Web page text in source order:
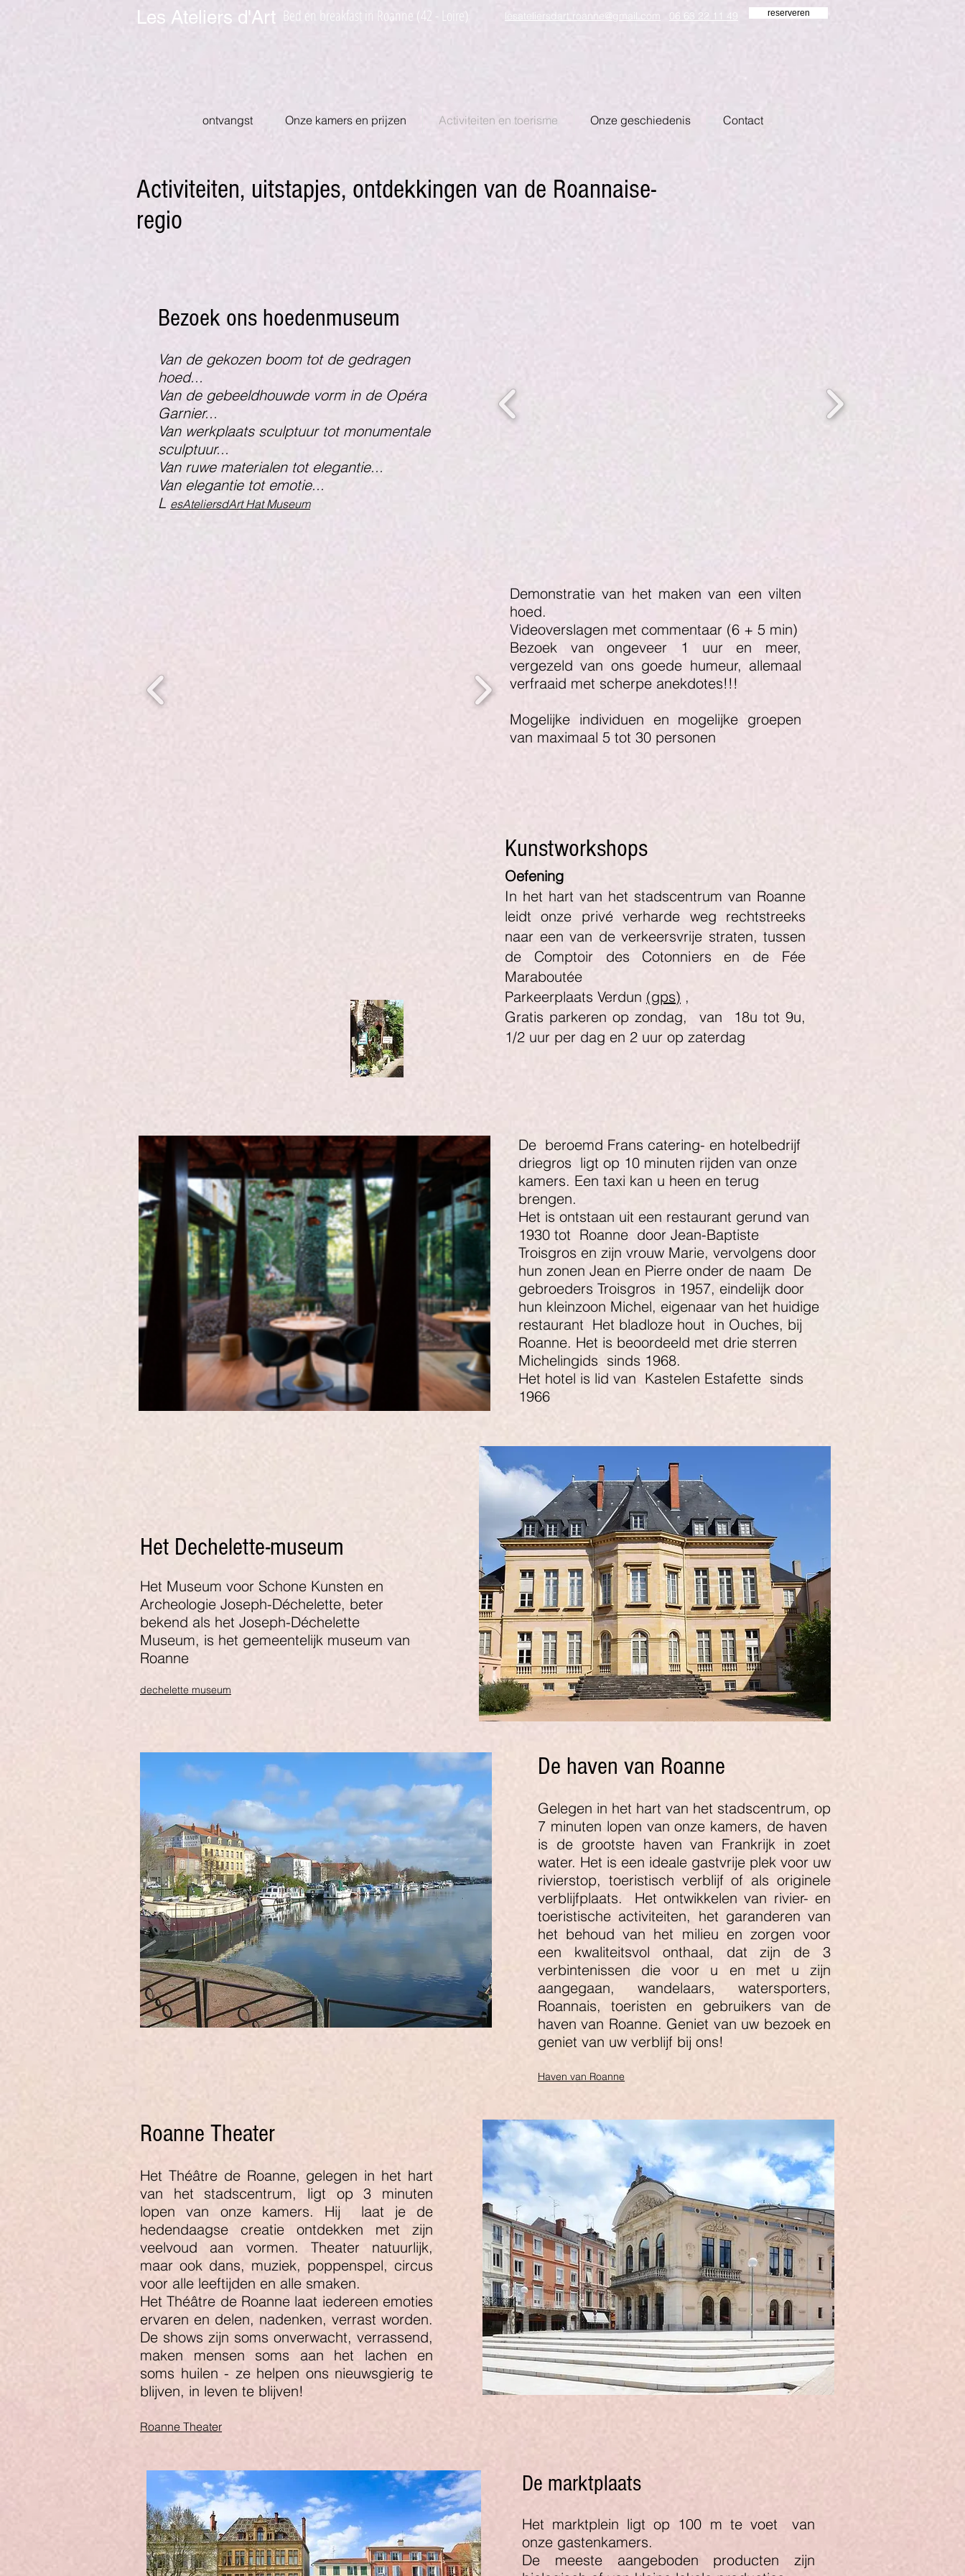
lesateliersdart.roanne@gmail.com 06 63 22 11 49 reserveren
Les Ateliers d'Art Bed en breakfast in Roanne (42 - Loire)
ontvangst Onze kamers en prijzen Activiteiten en toerisme Onze geschiedenis Contact
Activiteiten, uitstapjes, ontdekkingen van de Roannaise-
regio
Bezoek ons hoedenmuseum
Van de gekozen boom tot de gedragen
hoed...
Van de gebeeldhouwde vorm in de Opéra
Garnier...
Van werkplaats sculptuur tot monumentale
sculptuur...
Van ruwe materialen tot elegantie...
Van elegantie tot emotie...
L esAteliersdArt Hat Museum
Demonstratie van het maken van een vilten
hoed.
Videoverslagen met commentaar (6 + 5 min)
Bezoek van ongeveer 1 uur en meer,
vergezeld van ons goede humeur, allemaal
verfraaid met scherpe anekdotes!!!
Mogelijke individuen en mogelijke groepen
van maximaal 5 tot 30 personen
Kunstworkshops
Oefening
In het hart van het stadscentrum van Roanne
leidt onze privé verharde weg rechtstreeks
naar een van de verkeersvrije straten, tussen
de Comptoir des Cotonniers en de Fée
Maraboutée
Parkeerplaats Verdun (gps) ,
Gratis parkeren op zondag,
van
18u tot 9u,
1/2 uur per dag en 2 uur op zaterdag
De beroemd Frans catering- en hotelbedrijf
driegros ligt op 10 minuten rijden van onze
kamers. Een taxi kan u heen en terug
brengen.
Het is ontstaan uit een restaurant gerund van
1930 tot Roanne door Jean-Baptiste
Troisgros en zijn vrouw Marie, vervolgens door
hun zonen Jean en Pierre onder de naam De
gebroeders Troisgros in 1957, eindelijk door
hun kleinzoon Michel, eigenaar van het huidige
restaurant Het bladloze hout in Ouches, bij
Roanne. Het is beoordeeld met drie sterren
Michelingids sinds 1968.
Het hotel is lid van Kastelen Estafette sinds
1966
Het Dechelette-museum
Het Museum voor Schone Kunsten en
Archeologie Joseph-Déchelette, beter
bekend als het Joseph-Déchelette
Museum, is het gemeentelijk museum van
Roanne
dechelette museum
De haven van Roanne
Gelegen in het hart van het stadscentrum, op
7 minuten lopen van onze kamers, de haven
is de grootste haven van Frankrijk in zoet
water. Het is een ideale gastvrije plek voor uw
rivierstop, toeristisch verblijf of als originele
verblijfplaats.
Het ontwikkelen van rivier- en
toeristische activiteiten, het garanderen van
het behoud van het milieu en zorgen voor
een kwaliteitsvol onthaal, dat zijn de 3
verbintenissen die voor u en met u zijn
aangegaan, wandelaars, watersporters,
Roannais, toeristen en gebruikers van de
haven van Roanne. Geniet van uw bezoek en
geniet van uw verblijf bij ons!
Haven van Roanne
Roanne Theater
Het Théâtre de Roanne, gelegen in het hart
van het stadscentrum, ligt op 3 minuten
lopen van onze kamers. Hij
laat je de
hedendaagse creatie ontdekken met zijn
veelvoud aan vormen. Theater natuurlijk,
maar ook dans, muziek, poppenspel, circus
voor alle leeftijden en alle smaken.
Het Théâtre de Roanne laat iedereen emoties
ervaren en delen, nadenken, verrast worden.
De shows zijn soms onverwacht, verrassend,
maken mensen soms aan het lachen en
soms huilen - ze helpen ons nieuwsgierig te
blijven, in leven te blijven!
Roanne Theater
Joseph Dechelette-museum
Het Joseph Déchelette-museum biedt rijke
collecties op verschillende gebieden:
keramiek, schilderijen, Afrikaanse kunst en is
De marktplaats
Het marktplein ligt op 100 m te voet
van
onze gastenkamers.
De meeste aangeboden producten zijn